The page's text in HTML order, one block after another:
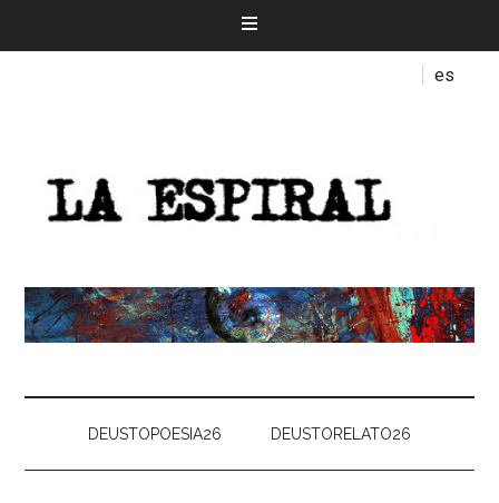
es
DEUSTOPOESIA26 DEUSTORELATO26